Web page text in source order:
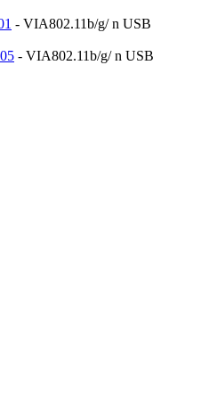
- VIA802.11b/g/ n USB
- VIA802.11b/g/ n USB